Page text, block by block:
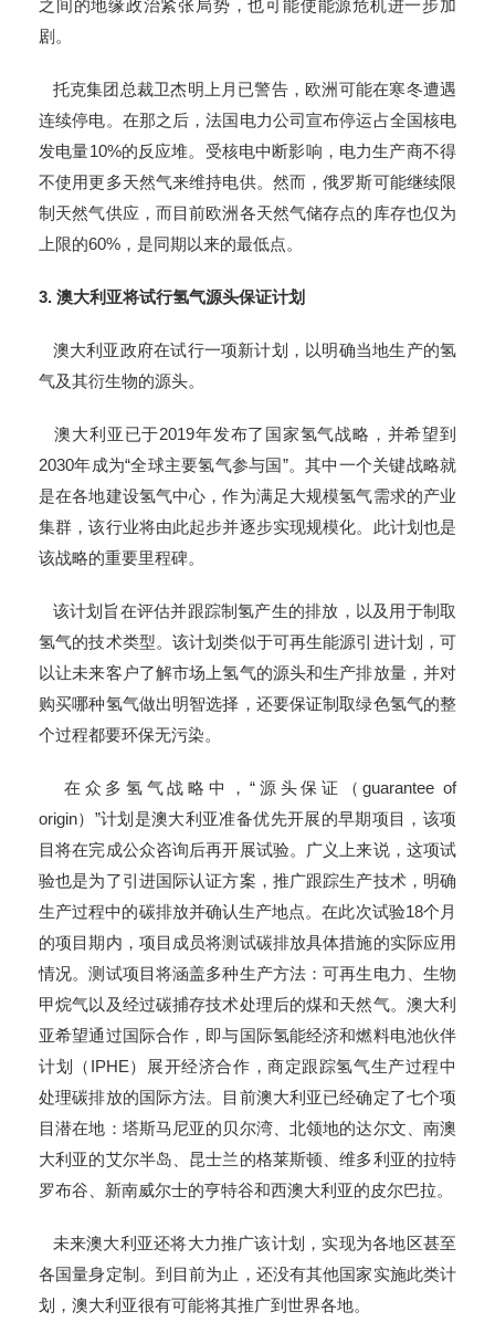
之间的地缘政治紧张局势，也可能使能源危机进一步加
剧。
托克集团总裁卫杰明上月已警告，欧洲可能在寒冬遭遇
连续停电。在那之后，法国电力公司宣布停运占全国核电
发电量10%的反应堆。受核电中断影响，电力生产商不得
不使用更多天然气来维持电供。然而，俄罗斯可能继续限
制天然气供应，而目前欧洲各天然气储存点的库存也仅为
上限的60%，是同期以来的最低点。
3. 澳大利亚将试行氢气源头保证计划
澳大利亚政府在试行一项新计划，以明确当地生产的氢
气及其衍生物的源头。
澳大利亚已于2019年发布了国家氢气战略，并希望到
2030年成为“全球主要氢气参与国”。其中一个关键战略就
是在各地建设氢气中心，作为满足大规模氢气需求的产业
集群，该行业将由此起步并逐步实现规模化。此计划也是
该战略的重要里程碑。
该计划旨在评估并跟踪制氢产生的排放，以及用于制取
氢气的技术类型。该计划类似于可再生能源引进计划，可
以让未来客户了解市场上氢气的源头和生产排放量，并对
购买哪种氢气做出明智选择，还要保证制取绿色氢气的整
个过程都要环保无污染。
在众多氢气战略中，“源头保证（guarantee of
origin）”计划是澳大利亚准备优先开展的早期项目，该项
目将在完成公众咨询后再开展试验。广义上来说，这项试
验也是为了引进国际认证方案，推广跟踪生产技术，明确
生产过程中的碳排放并确认生产地点。在此次试验18个月
的项目期内，项目成员将测试碳排放具体措施的实际应用
情况。测试项目将涵盖多种生产方法：可再生电力、生物
甲烷气以及经过碳捕存技术处理后的煤和天然气。澳大利
亚希望通过国际合作，即与国际氢能经济和燃料电池伙伴
计划（IPHE）展开经济合作，商定跟踪氢气生产过程中
处理碳排放的国际方法。目前澳大利亚已经确定了七个项
目潜在地：塔斯马尼亚的贝尔湾、北领地的达尔文、南澳
大利亚的艾尔半岛、昆士兰的格莱斯顿、维多利亚的拉特
罗布谷、新南威尔士的亨特谷和西澳大利亚的皮尔巴拉。
未来澳大利亚还将大力推广该计划，实现为各地区甚至
各国量身定制。到目前为止，还没有其他国家实施此类计
划，澳大利亚很有可能将其推广到世界各地。